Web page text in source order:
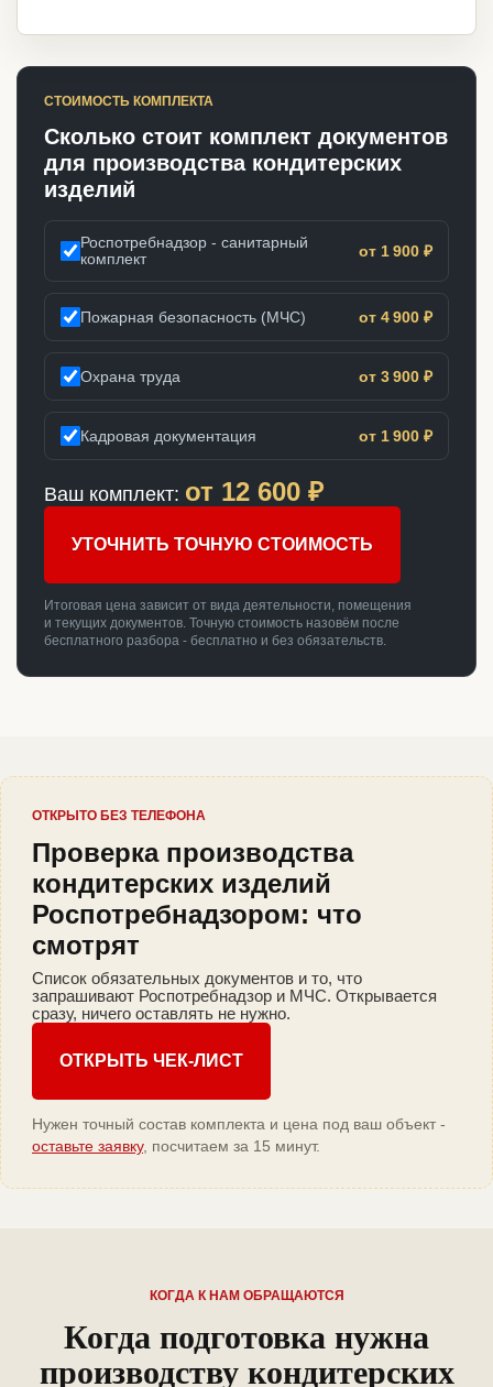
СТОИМОСТЬ КОМПЛЕКТА
Сколько стоит комплект документов
для производства кондитерских
изделий
Роспотребнадзор - санитарный
комплект
от 1 900 ₽
Пожарная безопасность (МЧС) от 4 900 ₽
Охрана труда от 3 900 ₽
Кадровая документация от 1 900 ₽
Ваш комплект: от 12 600 ₽
УТОЧНИТЬ ТОЧНУЮ СТОИМОСТЬ
Итоговая цена зависит от вида деятельности, помещения
и текущих документов. Точную стоимость назовём после
бесплатного разбора - бесплатно и без обязательств.
ОТКРЫТО БЕЗ ТЕЛЕФОНА
Проверка производства
кондитерских изделий
Роспотребнадзором: что
смотрят
Список обязательных документов и то, что
запрашивают Роспотребнадзор и МЧС. Открывается
сразу, ничего оставлять не нужно.
ОТКРЫТЬ ЧЕК-ЛИСТ
Нужен точный состав комплекта и цена под ваш объект -
оставьте заявку, посчитаем за 15 минут.
КОГДА К НАМ ОБРАЩАЮТСЯ
Когда подготовка нужна
производству кондитерских